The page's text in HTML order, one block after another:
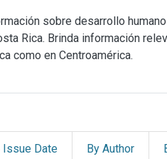
sobre desarrollo
Rica. Brinda información
como en Centroamérica.
Issue Date By Author